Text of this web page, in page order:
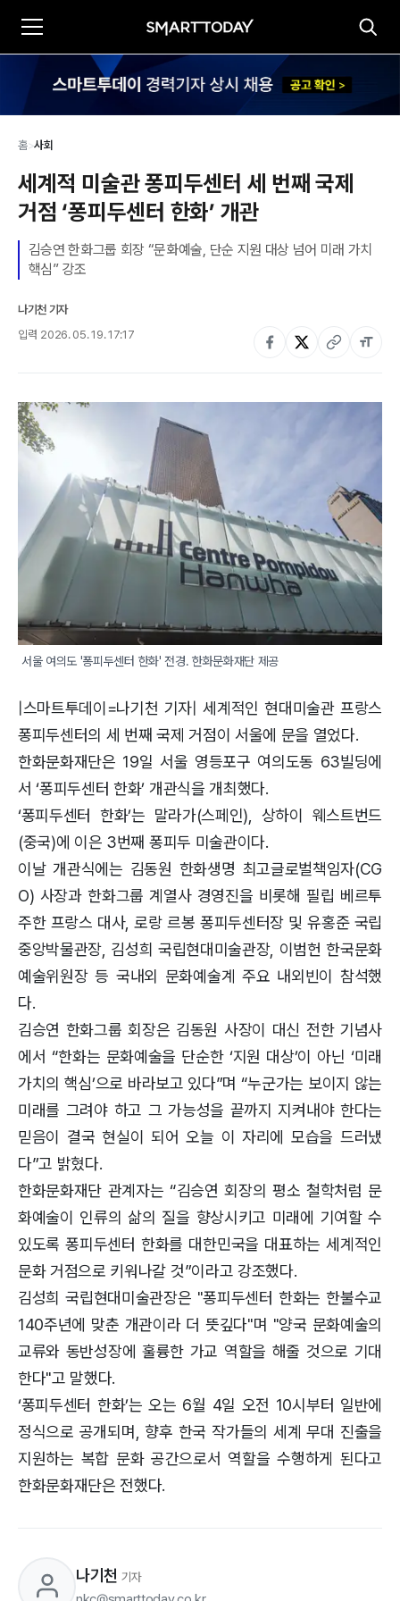
홈>사회
세계적 미술관 퐁피두센터 세 번째 국제
거점 ‘퐁피두센터 한화’ 개관
김승연 한화그룹 회장 “문화예술, 단순 지원 대상 넘어 미래 가치
핵심” 강조
나기천 기자
입력 2026. 05. 19. 17:17
서울 여의도 '퐁피두센터 한화' 전경. 한화문화재단 제공
|스마트투데이=나기천 기자| 세계적인 현대미술관 프랑스
퐁피두센터의 세 번째 국제 거점이 서울에 문을 열었다.
한화문화재단은 19일 서울 영등포구 여의도동 63빌딩에
서 ‘퐁피두센터 한화’ 개관식을 개최했다.
‘퐁피두센터 한화’는 말라가(스페인), 상하이 웨스트번드
(중국)에 이은 3번째 퐁피두 미술관이다.
이날 개관식에는 김동원 한화생명 최고글로벌책임자(CG
O) 사장과 한화그룹 계열사 경영진을 비롯해 필립 베르투
주한 프랑스 대사, 로랑 르봉 퐁피두센터장 및 유홍준 국립
중앙박물관장, 김성희 국립현대미술관장, 이범헌 한국문화
예술위원장 등 국내외 문화예술계 주요 내외빈이 참석했
다.
김승연 한화그룹 회장은 김동원 사장이 대신 전한 기념사
에서 “한화는 문화예술을 단순한 ‘지원 대상’이 아닌 ‘미래
가치의 핵심’으로 바라보고 있다”며 “누군가는 보이지 않는
미래를 그려야 하고 그 가능성을 끝까지 지켜내야 한다는
믿음이 결국 현실이 되어 오늘 이 자리에 모습을 드러냈
다”고 밝혔다.
한화문화재단 관계자는 “김승연 회장의 평소 철학처럼 문
화예술이 인류의 삶의 질을 향상시키고 미래에 기여할 수
있도록 퐁피두센터 한화를 대한민국을 대표하는 세계적인
문화 거점으로 키워나갈 것”이라고 강조했다.
김성희 국립현대미술관장은 "퐁피두센터 한화는 한불수교
140주년에 맞춘 개관이라 더 뜻깊다"며 "양국 문화예술의
교류와 동반성장에 훌륭한 가교 역할을 해줄 것으로 기대
한다"고 말했다.
‘퐁피두센터 한화’는 오는 6월 4일 오전 10시부터 일반에
정식으로 공개되며, 향후 한국 작가들의 세계 무대 진출을
지원하는 복합 문화 공간으로서 역할을 수행하게 된다고
한화문화재단은 전했다.
나기천 기자